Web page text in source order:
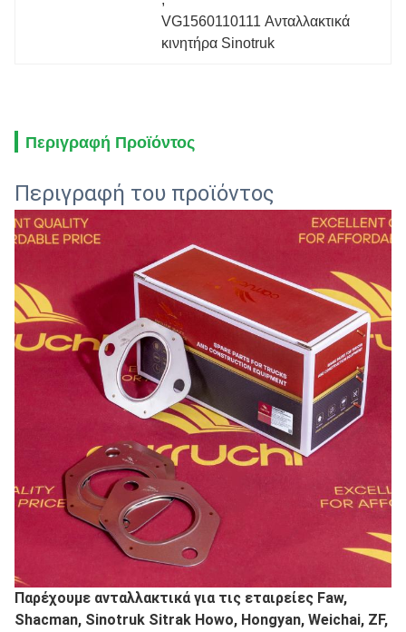
VG1560110111 Ανταλλακτικά
κινητήρα Sinotruk
Περιγραφή Προϊόντος
Περιγραφή του προϊόντος
Παρέχουμε ανταλλακτικά για τις εταιρείες Faw,
Shacman, Sinotruk Sitrak Howo, Hongyan, Weichai, ZF,